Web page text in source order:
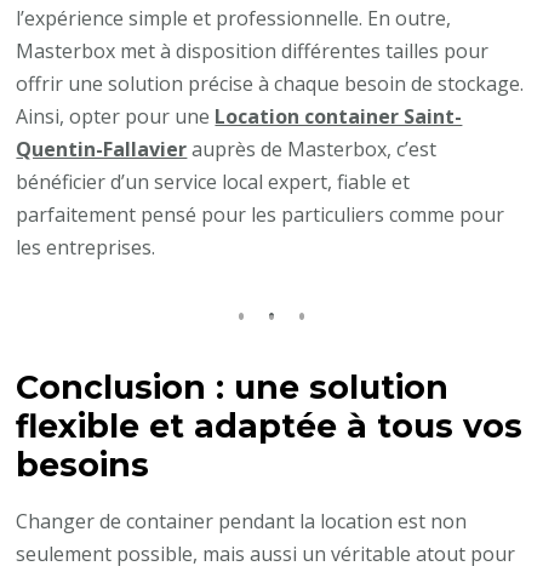
l’expérience simple et professionnelle. En outre,
Masterbox met à disposition différentes tailles pour
offrir une solution précise à chaque besoin de stockage.
Ainsi, opter pour une Location container Saint-
Quentin-Fallavierauprès de Masterbox, c’est
bénéficier d’un service local expert, fiable et
parfaitement pensé pour les particuliers comme pour
les entreprises.
Conclusion : une solution
flexible et adaptée à tous vos
besoins
Changer de container pendant la location est non
seulement possible, mais aussi un véritable atout pour